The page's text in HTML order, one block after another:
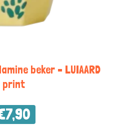
beker – LUIAARD
print
7,90